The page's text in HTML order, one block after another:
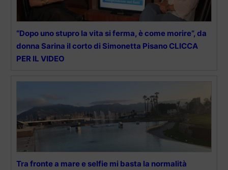
“Dopo uno stupro la vita si ferma, è come morire”, da
donna Sarina il corto di Simonetta Pisano CLICCA
PER IL VIDEO
Tra fronte a mare e selfie mi basta la normalità